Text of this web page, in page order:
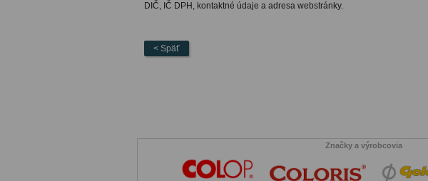
DIČ, IČ DPH, kontaktné údaje a adresa webstránky.
< Späť
Značky a výrobcovia